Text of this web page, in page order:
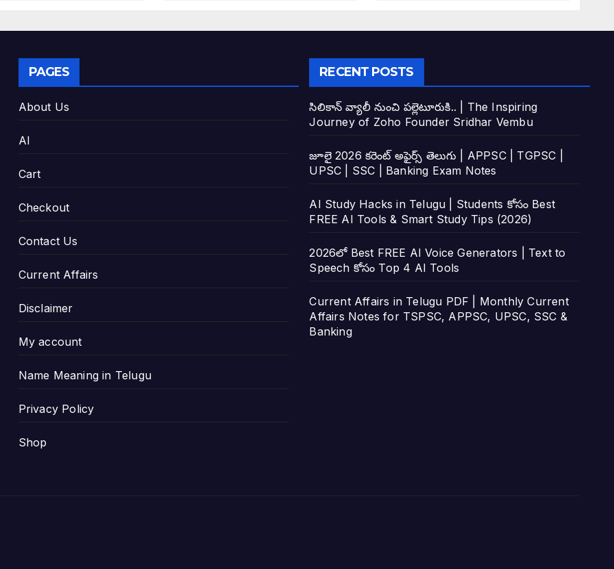
PAGES
About Us
AI
Cart
Checkout
Contact Us
Current Affairs
Disclaimer
My account
Name Meaning in Telugu
Privacy Policy
Shop
RECENT POSTS
సిలికాన్ వ్యాలీ నుంచి పల్లెటూరుకి.. | The Inspiring
Journey of Zoho Founder Sridhar Vembu
జూలై 2026 కరెంట్ అఫైర్స్ తెలుగు | APPSC | TGPSC |
UPSC | SSC | Banking Exam Notes
AI Study Hacks in Telugu | Students కోసం Best
FREE AI Tools & Smart Study Tips (2026)
2026లో Best FREE AI Voice Generators | Text to
Speech కోసం Top 4 AI Tools
Current Affairs in Telugu PDF | Monthly Current
Affairs Notes for TSPSC, APPSC, UPSC, SSC &
Banking